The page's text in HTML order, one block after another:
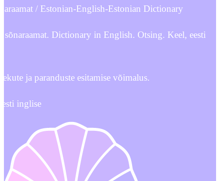
/ Estonian-English-Estonian Dictionary
sõnaraamat. Dictionary in English. Otsing. Keel, eesti
ja paranduste esitamise võimalus.
inglise